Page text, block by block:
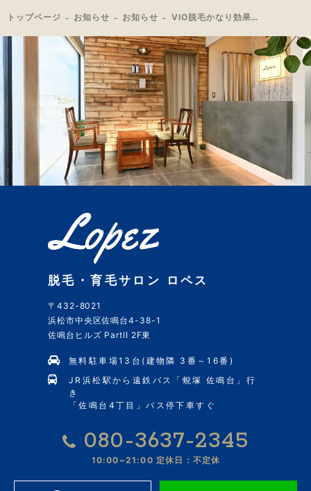
トップページ お知らせ お知らせ VIO脱毛かなり効果が出ました！
脱毛・育毛サロン ロペス
〒432-8021
浜松市中央区佐鳴台4-38-1
佐鳴台ヒルズ PartII 2F東
無料駐車場13台(建物隣 3番～16番)
JR浜松駅から遠鉄バス「蜆塚 佐鳴台」行
き
「佐鳴台4丁目」バス停下車すぐ
080-3637-2345
10:00~21:00 定休日：不定休